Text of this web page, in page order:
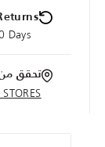
Days
تحقق من